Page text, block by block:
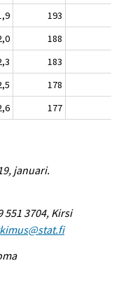
193
188
183
178
177
januari.
3704, Kirsi